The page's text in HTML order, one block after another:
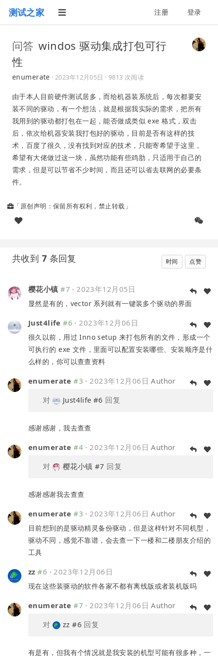
测试之家 注册 登录
问答 windos 驱动集成打包可行
性
enumerate ·2023年12月05日 · 9813 次阅读
由于本人目前硬件测试居多，而给机器装系统后，每次都要安
装不同的驱动，有一个想法，就是根据我实际的需求，把所有
我用到的驱动都打包在一起，能否做成类似 exe 格式，双击
后，依次给机器安装我打包好的驱动，目前是否有这样的技
术，百度了很久，没有找到对应的技术，只能寄希望于这里，
希望有大佬做过这一块，虽然功能有些鸡肋，只适用于自己的
需求，但是可以节省不少时间，而且还可以省去联网的必要条
件。
「原创声明：保留所有权利，禁止转载」
共收到 7 条回复 时间 点赞
樱花小镇 #7 ·2023年12月05日
显然是有的，vector 系列就有一键装多个驱动的界面
Just4life #6 ·2023年12月06日
很久以前，用过 Inno setup 来打包所有的文件，形成一个
可执行的 exe 文件，里面可以配置安装哪些、安装顺序是什
么样的，你可以查查资料
enumerate #3 ·2023年12月06日 Author
对
Just4life #6 回复
感谢感谢，我去查查
enumerate #4 · 2023年12月06日 Author
对
樱花小镇 #7 回复
感谢感谢我去查查
enumerate #3 · 2023年12月06日 Author
目前想到的是驱动精灵备份驱动，但是这样针对不同机型，
驱动不同，感觉不靠谱，会去查一下一楼和二楼朋友介绍的
工具
zz #6 · 2023年12月06日
现在这些装驱动的软件各家不都有离线版或者装机版吗
enumerate #7 · 2023年12月06日 Author
对
zz #6 回复
有是有，但我有个情况就是我安装的机型可能有很多种，一